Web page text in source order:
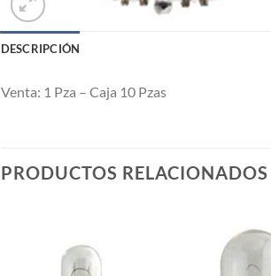
DESCRIPCIÓN
Venta: 1 Pza – Caja 10 Pzas
PRODUCTOS RELACIONADOS